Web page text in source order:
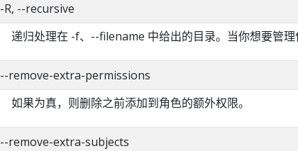
-R, --recursive
递归处理在 -f、--filename 中给出的目录。当你想要管
--remove-extra-permissions
如果为真，则删除之前添加到角色的额外权限。
--remove-extra-subjects